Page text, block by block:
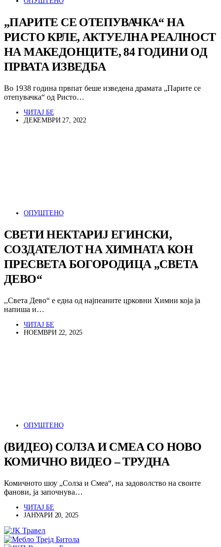
„ПАРИТЕ СЕ ОТЕПУВАЧКА“ НА
РИСТО КРЛЕ, АКТУЕЛНА РЕАЛНОСТ
НА МАКЕДОНЦИТЕ, 84 ГОДИНИ ОД
ПРВАТА ИЗВЕДБА
Во 1938 година првпат беше изведена драмата „Парите се
отепувачка“ од Ристо…
ЧИТАЈ БЕ
ДЕКЕМВРИ 27, 2022
ОПУШТЕНО
СВЕТИ НЕКТАРИЈ ЕГИНСКИ,
СОЗДАТЕЛОТ НА ХИМНАТА КОН
ПРЕСВЕТА БОГОРОДИЦА „СВЕТА
ДЕВО“
,,Света Дево“ е една од најпеаните црковни Химни која ја
напиша и…
ЧИТАЈ БЕ
НОЕМВРИ 22, 2025
ОПУШТЕНО
(ВИДЕО) СОЛЗА И СМЕА СО НОВО
КОМИЧНО ВИДЕО – ТРУДНА
Комичното шоу „Солза и Смеа“, на задоволство на своите
фанови, ја започнува…
ЧИТАЈ БЕ
ЈАНУАРИ 20, 2025